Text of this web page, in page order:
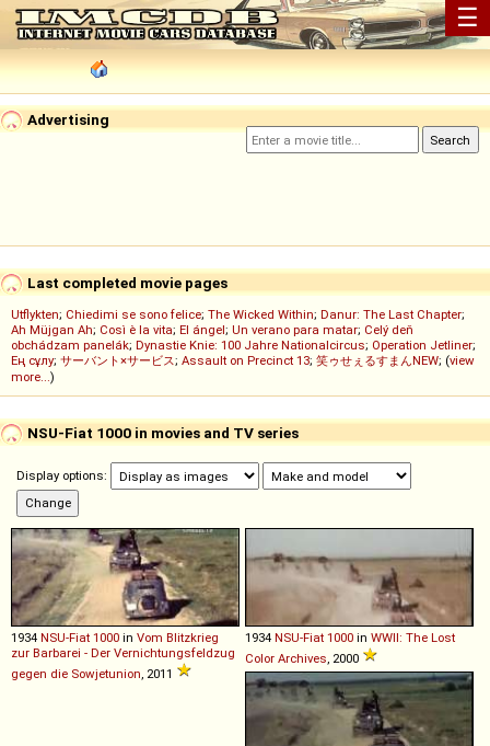
☰
Advertising
Last completed movie pages
Utflykten; Chiedimi se sono felice; The Wicked Within; Danur: The Last Chapter;
Ah Müjgan Ah; Così è la vita; El ángel; Un verano para matar; Celý deň
obchádzam panelák; Dynastie Knie: 100 Jahre Nationalcircus; Operation Jetliner;
Ең сұлу; サーバント×サービス; Assault on Precinct 13; 笑ゥせぇるすまんNEW; (view
more...)
NSU-Fiat 1000 in movies and TV series
Display options:
1934 NSU-Fiat 1000 in Vom Blitzkrieg
zur Barbarei - Der Vernichtungsfeldzug
gegen die Sowjetunion , 2011
1934 NSU-Fiat 1000 in WWII: The Lost
Color Archives , 2000